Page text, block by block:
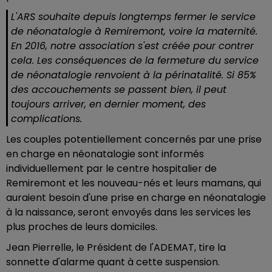
L'ARS souhaite depuis longtemps fermer le service
de néonatalogie à Remiremont, voire la maternité.
En 2016, notre association s'est créée pour contrer
cela. Les conséquences de la fermeture du service
de néonatalogie renvoient à la périnatalité. Si 85%
des accouchements se passent bien, il peut
toujours arriver, en dernier moment, des
complications.
Les couples potentiellement concernés par une prise
en charge en néonatalogie sont informés
individuellement par le centre hospitalier de
Remiremont et les nouveau-nés et leurs mamans, qui
auraient besoin d'une prise en charge en néonatalogie
à la naissance, seront envoyés dans les services les
plus proches de leurs domiciles.
Jean Pierrelle, le Président de l'ADEMAT, tire la
sonnette d'alarme quant à cette suspension.